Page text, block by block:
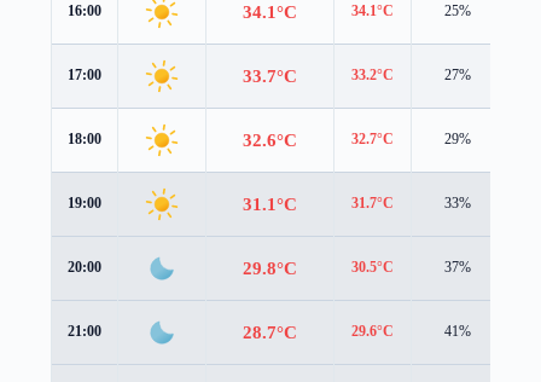
16:00 34.1°C 34.1°C 25%
17:00 33.7°C 33.2°C 27%
18:00 32.6°C 32.7°C 29%
19:00 31.1°C 31.7°C 33%
20:00 29.8°C 30.5°C 37%
21:00 28.7°C 29.6°C 41%